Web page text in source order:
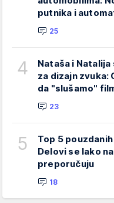
putnika i
25
4
Nataša i
za dizajn zvuka:
da "slušamo"
23
5
Top 5
Delovi se lako
preporučuju
18